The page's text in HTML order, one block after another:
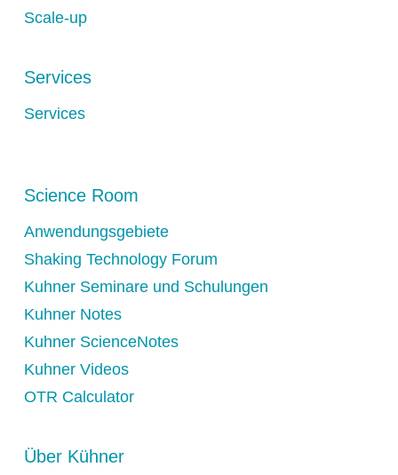
Scale-up
Services
Services
Science Room
Anwendungsgebiete
Shaking Technology Forum
Kuhner Seminare und Schulungen
Kuhner Notes
Kuhner ScienceNotes
Kuhner Videos
OTR Calculator
Über Kühner